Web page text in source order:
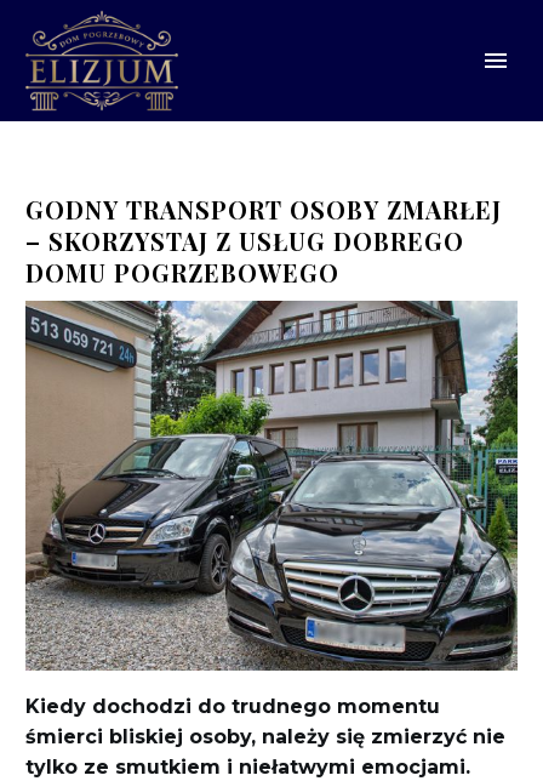
GODNY TRANSPORT OSOBY ZMARŁEJ
– SKORZYSTAJ Z USŁUG DOBREGO
DOMU POGRZEBOWEGO
Kiedy dochodzi do trudnego momentu
śmierci bliskiej osoby, należy się zmierzyć nie
tylko ze smutkiem i niełatwymi emocjami.